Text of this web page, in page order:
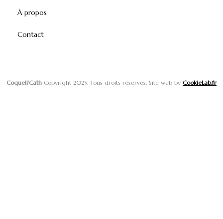
À propos
Contact
Coqueli’Cath Copyright 2025. Tous droits réservés. Site web by CookieLab.fr